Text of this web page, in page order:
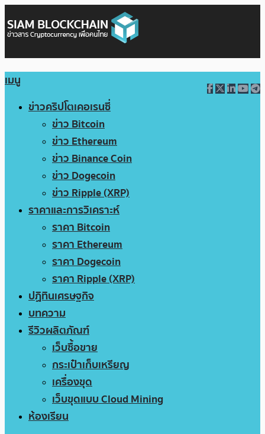
เมนู
ข่าวคริปโตเคอเรนซี่
ข่าว Bitcoin
ข่าว Ethereum
ข่าว Binance Coin
ข่าว Dogecoin
ข่าว Ripple (XRP)
ราคาและการวิเคราะห์
ราคา Bitcoin
ราคา Ethereum
ราคา Dogecoin
ราคา Ripple (XRP)
ปฏิทินเศรษฐกิจ
บทความ
รีวิวผลิตภัณฑ์
เว็บซื้อขาย
กระเป๋าเก็บเหรียญ
เครื่องขุด
เว็บขุดแบบ Cloud Mining
ห้องเรียน